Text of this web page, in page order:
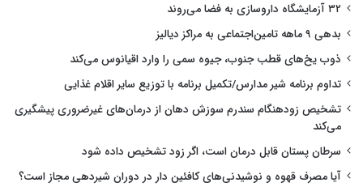
۳۲ آزمایشگاه داروسازی به فضا می‌روند
بدهی ۹ ماهه تامین‌اجتماعی به مراکز دیالیز
ذوب یخ‌های قطب جنوب، جیوه سمی را وارد اقیانوس می‌کند
تداوم برنامه شیر مدارس/تکمیل برنامه با توزیع سایر اقلام غذایی
تشخیص زودهنگام سندرم سوزش دهان از درمان‌های غیرضروری پیشگیری
می‌کند
سرطان پستان قابل درمان است، اگر زود تشخیص داده شود
آیا مصرف قهوه و نوشیدنی‌های کافئین دار در دوران شیردهی مجاز است؟